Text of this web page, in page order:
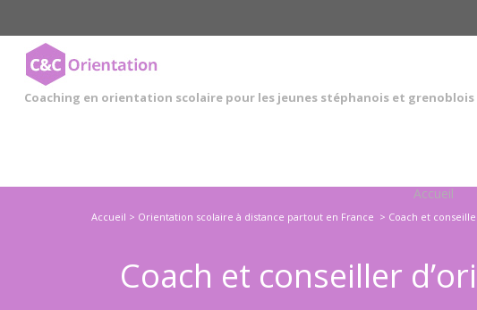
Coaching en orientation scolaire pour les jeunes stéphanois et grenoblois
Accueil
Accueil > Orientation scolaire à distance partout en France > Coach et
Coach et conseiller